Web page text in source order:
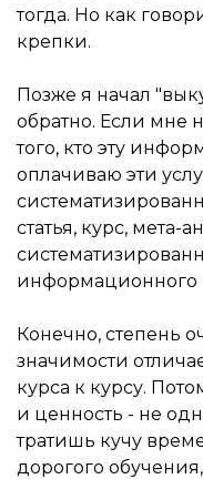
тогда. Но как
крепки.
Позже я начал
обратно. Если
того, кто эту
оплачиваю эти
статья, курс, мета-
информационного
Конечно, степень
значимости
курса к курсу.
и ценность - не
тратишь кучу
дорогого